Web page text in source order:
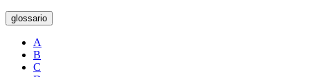
glossario
A
B
C